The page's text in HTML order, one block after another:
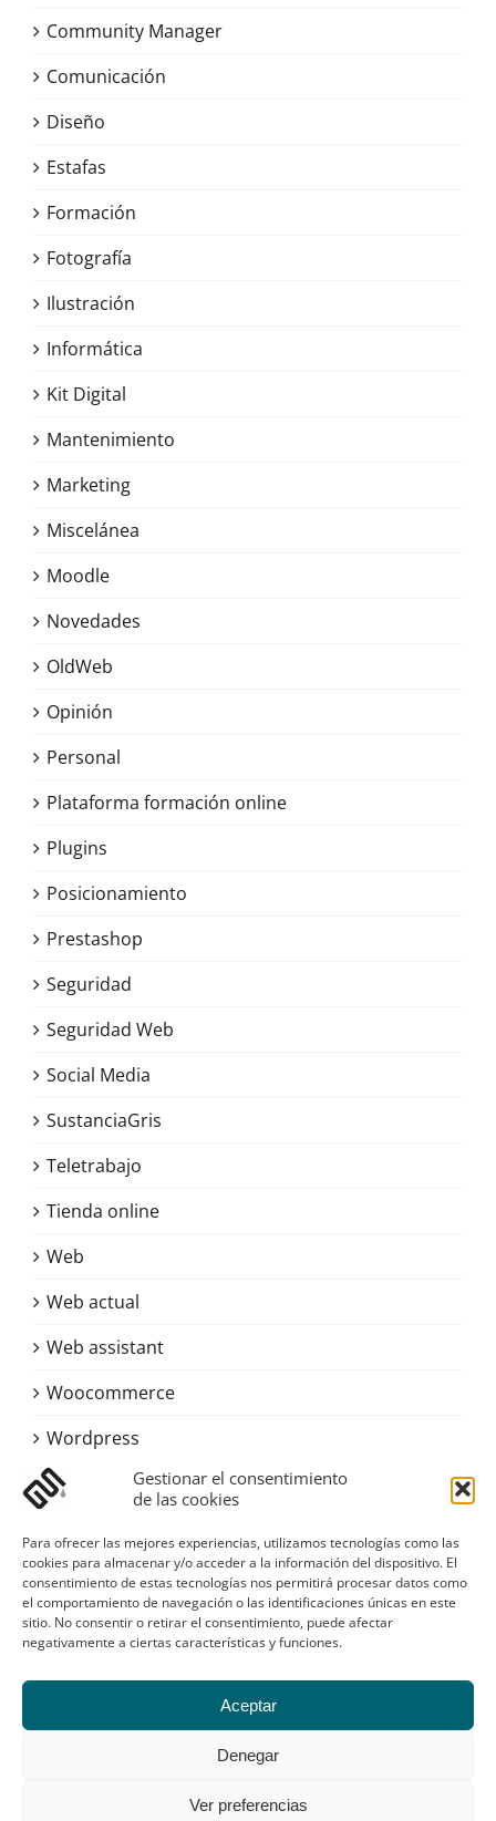
Gestionar el consentimiento
de las cookies
Para ofrecer las mejores experiencias, utilizamos tecnologías como las
cookies para almacenar y/o acceder a la información del dispositivo. El
consentimiento de estas tecnologías nos permitirá procesar datos como
el comportamiento de navegación o las identificaciones únicas en este
sitio. No consentir o retirar el consentimiento, puede afectar
negativamente a ciertas características y funciones.
Aceptar
Denegar
Ver preferencias
Community Manager
Comunicación
Diseño
Estafas
Formación
Fotografía
Ilustración
Informática
Kit Digital
Mantenimiento
Marketing
Miscelánea
Moodle
Novedades
OldWeb
Opinión
Personal
Plataforma formación online
Plugins
Posicionamiento
Prestashop
Seguridad
Seguridad Web
Social Media
SustanciaGris
Teletrabajo
Tienda online
Web
Web actual
Web assistant
Woocommerce
Wordpress
Asturias
Email:digital@sustanciagris.com
Web:www.sustanciagris.com
Galería